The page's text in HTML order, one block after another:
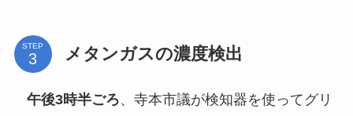
STEP メタンガスの濃度検出
午後3時半ごろ、寺本市議が検知器を使ってグリ